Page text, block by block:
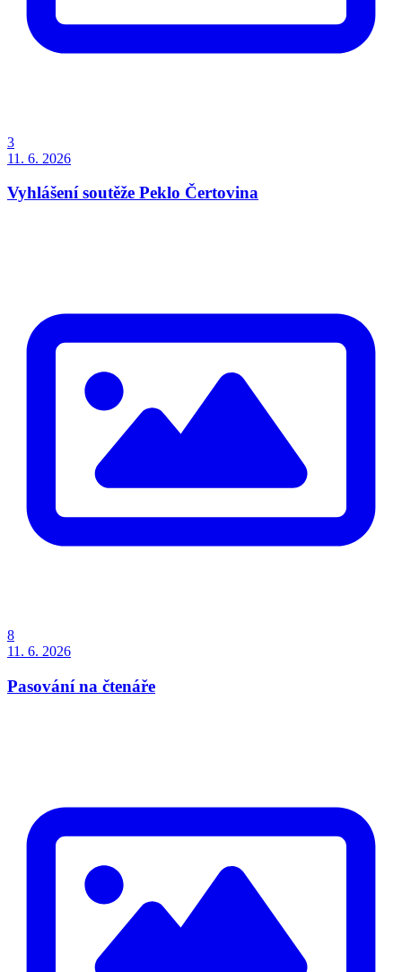
3
11. 6. 2026
Vyhlášení soutěže Peklo Čertovina
8
11. 6. 2026
Pasování na čtenáře